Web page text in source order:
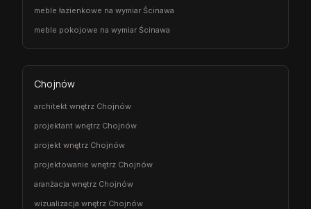
meble łazienkowe na wymiar Ścinawa
meble pokojowe na wymiar Ścinawa
Chojnów
architekt wnętrz Chojnów
projektant wnętrz Chojnów
projekt wnętrz Chojnów
projektowanie wnętrz Chojnów
aranżacja wnętrz Chojnów
wizualizacja wnętrz Chojnów